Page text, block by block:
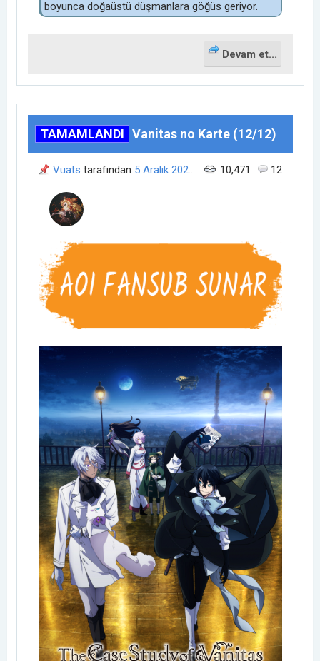
boyunca doğaüstü düşmanlara göğüs geriyor.
Devam et...
TAMAMLANDI Vanitas no Karte (12/12)
12
10,471
Vuats tarafından 5 Aralık 2021 03:41zamanında açıldı.